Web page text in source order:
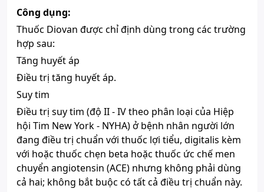
Thành phần chính
Chú ý
định của bác sĩ, mọi thông tin
Công dụng:
Thuốc Diovan được chỉ định dùng trong các trường
hợp sau:
Tăng huyết áp
Điều trị tăng huyết áp.
Suy tim
Điều trị suy tim (độ II - IV theo phân loại của Hiệp
hội Tim New York - NYHA) ở bệnh nhân người lớn
đang điều trị chuẩn với thuốc lợi tiểu, digitalis kèm
với hoặc thuốc chẹn beta hoặc thuốc ức chế men
chuyển angiotensin (ACE) nhưng không phải dùng
cả hai; không bắt buộc có tất cả điều trị chuẩn này.